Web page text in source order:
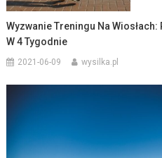
Wyzwanie Treningu Na
W 4 Tygodnie
2021-06-09 wysilka.pl